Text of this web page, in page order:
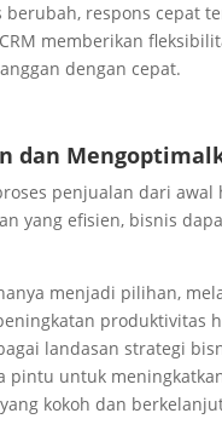
respons cepat
memberikan
dengan cepat.
dan
penjualan dari
yang efisien, bisnis
menjadi pilihan,
produktivitas
landasan strategi
pintu untuk
kokoh dan